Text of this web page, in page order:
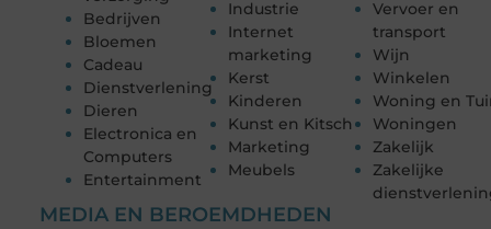
Bedrijven
Bloemen
Cadeau
Dienstverlening
Dieren
Electronica en
Computers
Entertainment
Industrie
Internet
marketing
Kerst
Kinderen
Kunst en Kitsch
Marketing
Meubels
Vervoer en
transport
Wijn
Winkelen
Woning en
Woningen
Zakelijk
Zakelijke
MEDIA EN BEROEMDHEDEN